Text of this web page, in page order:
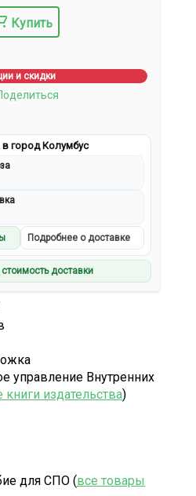
Купить
и скидки
город Колумбус
Подробнее о доставке
стоимость доставки
управление Внутренних
книги издательства)
для СПО (все товары